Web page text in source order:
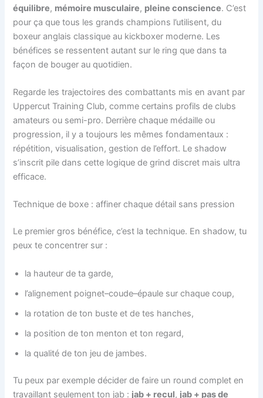
équilibre, mémoire musculaire, pleine conscience. C’est
pour ça que tous les grands champions l’utilisent, du
boxeur anglais classique au kickboxer moderne. Les
bénéfices se ressentent autant sur le ring que dans ta
façon de bouger au quotidien.
Regarde les trajectoires des combattants mis en avant par
Uppercut Training Club, comme certains profils de clubs
amateurs ou semi-pro. Derrière chaque médaille ou
progression, il y a toujours les mêmes fondamentaux :
répétition, visualisation, gestion de l’effort. Le shadow
s’inscrit pile dans cette logique de grind discret mais ultra
efficace.
Technique de boxe : affiner chaque détail sans pression
Le premier gros bénéfice, c’est la technique. En shadow, tu
peux te concentrer sur :
la hauteur de ta garde,
l’alignement poignet–coude–épaule sur chaque coup,
la rotation de ton buste et de tes hanches,
la position de ton menton et ton regard,
la qualité de ton jeu de jambes.
Tu peux par exemple décider de faire un round complet en
travaillant seulement ton jab : jab + recul, jab + pas de